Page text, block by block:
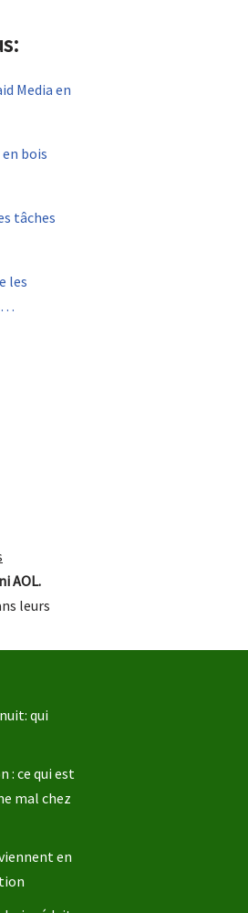
Media en
bois
tâches
les
AOL.
leurs
qui
: ce qui est
mal chez
en